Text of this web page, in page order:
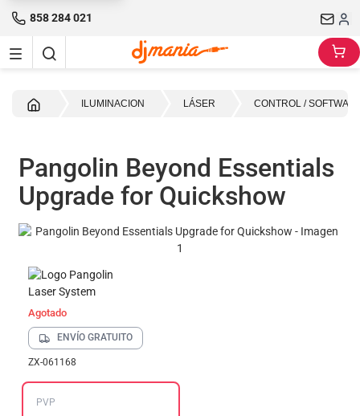
858 284 021
ILUMINACION LÁSER CONTROL /
Pangolin Beyond Essentials
Upgrade for Quickshow
Agotado
ENVÍO GRATUITO
ZX-061168
PVP